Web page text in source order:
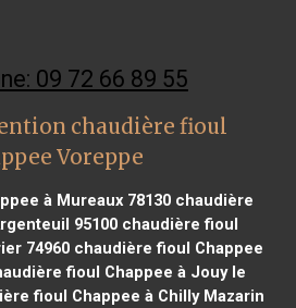
09 72 66 89 55
chaudière fioul
Voreppe
à Mureaux 78130 chaudière
95100 chaudière fioul
74960 chaudière fioul Chappee
fioul Chappee à Jouy le
fioul Chappee à Chilly Mazarin